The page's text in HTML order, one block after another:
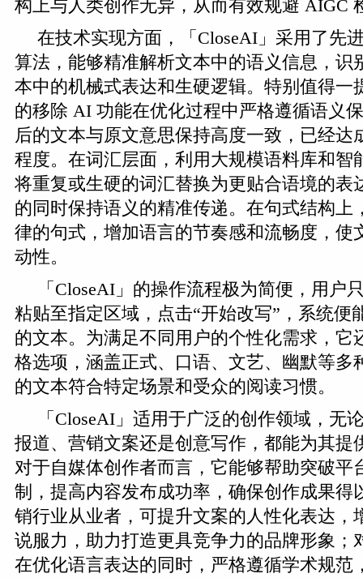
构上与人类创作无异，从而有效规避 AIGC
在技术实现方面，「CloseAI」采用了先
算法，能够精准解析文本中的语义信息，识
本中的机械式表达和生硬逻辑。特别值得一
的移除 AI 功能在优化过程中严格遵循语义
后的文本与原文意思保持高度一致，已经达
程度。在词汇层面，利用大规模语料库和智
将重复或生硬的词汇替换为更贴合语境的表
的同时保持语义的精准传递。在句式结构上
律的句式，增加语言的节奏感和流畅度，使
动性。
「CloseAI」的操作流程极为简便，用户
粘贴至指定区域，点击“开始改写”，系统便
的文本。为满足不同用户的个性化需求，它
格选项，涵盖正式、口语、文艺、幽默等多
的文本符合特定场景和受众的阅读习惯。
「CloseAI」适用于广泛的创作领域，无
报道、营销文案还是创意写作，都能为其提
对于自媒体创作者而言，它能够帮助突破平
制，提高内容发布成功率，确保创作成果得
销行业从业者，可提升文案的人性化表达，
说服力，助力打造更具竞争力的品牌形象；
在优化语言表达的同时，严格遵循学术规范